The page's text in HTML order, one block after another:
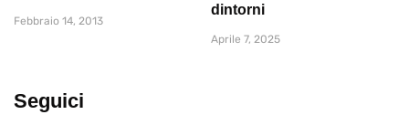
Febbraio 14, 2013
dintorni
Aprile 7, 2025
Seguici